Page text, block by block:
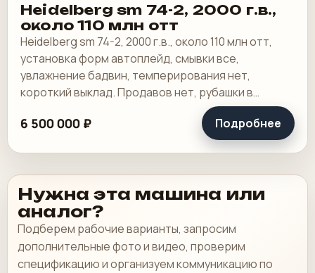
Heidelberg sm 74-2, 2000 г.в.,
около 110 млн отт
Heidelberg sm 74-2, 2000 г.в., около 110 млн отт,
установка форм автоплейд, смывки все,
увлажнение бадвин, темперирования нет,
короткий выклад. Продавов нет, рубашки в
хорошем состоянии, таскалки и цепи в хорошем.
6 500 000 ₽ Подробнее
Нужна эта машина или
аналог?
Подберем рабочие варианты, запросим
дополнительные фото и видео, проверим
спецификацию и организуем коммуникацию по